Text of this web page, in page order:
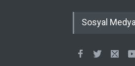
Sosyal Medya